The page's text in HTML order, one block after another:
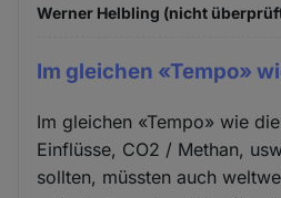
Werner Helbling (nicht
Im gleichen «Tempo»
Im gleichen «Tempo» wie
Einflüsse, CO2 / Methan,
sollten, müssten auch